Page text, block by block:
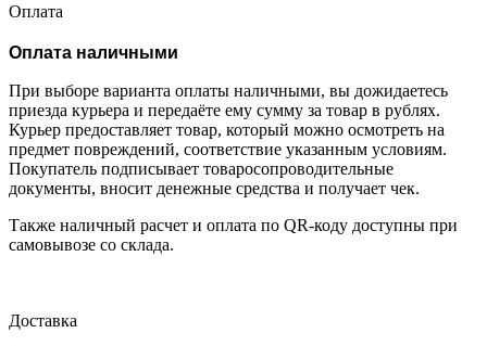
Оплата
Оплата наличными
При выборе варианта оплаты наличными, вы дожидаетесь
приезда курьера и передаёте ему сумму за товар в рублях.
Курьер предоставляет товар, который можно осмотреть на
предмет повреждений, соответствие указанным условиям.
Покупатель подписывает товаросопроводительные
документы, вносит денежные средства и получает чек.
Также наличный расчет и оплата по QR-коду доступны при
самовывозе со склада.
Доставка